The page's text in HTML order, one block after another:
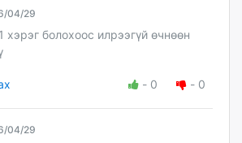
04/29
хэрэг болохоос илрээгүй өчнөөн
- 0 - 0
04/29